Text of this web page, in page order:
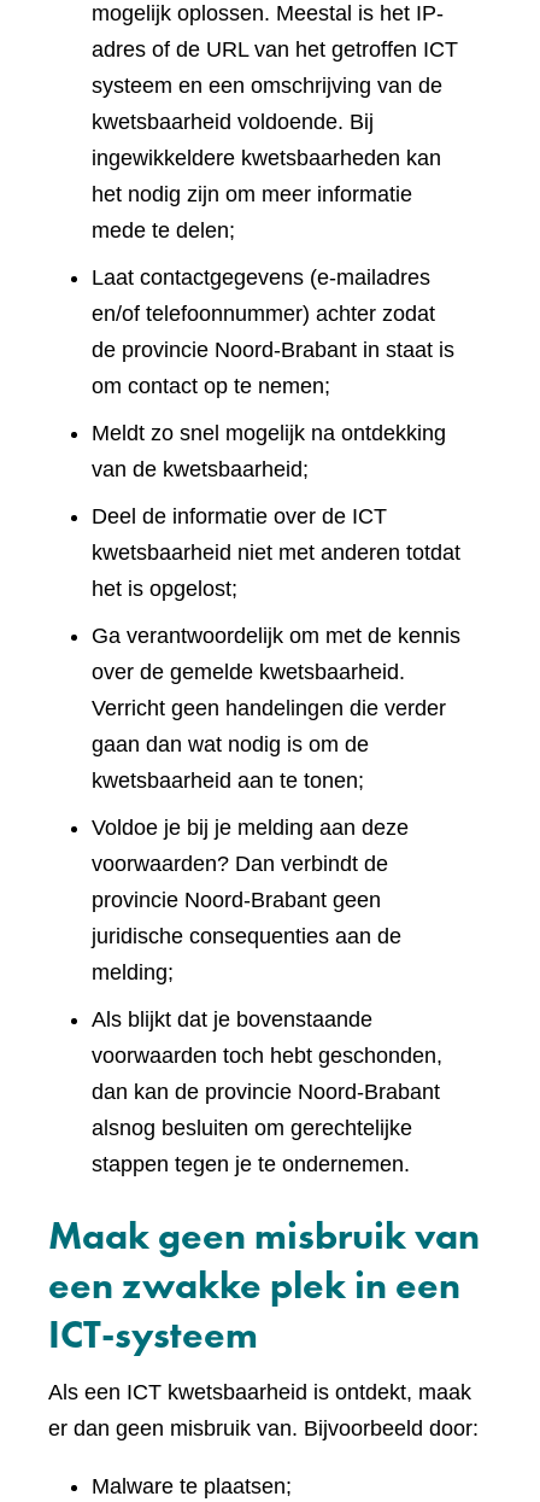
mogelijk oplossen. Meestal is het IP-
adres of de URL van het getroffen ICT
systeem en een omschrijving van de
kwetsbaarheid voldoende. Bij
ingewikkeldere kwetsbaarheden kan
het nodig zijn om meer informatie
mede te delen;
Laat contactgegevens (e-mailadres
en/of telefoonnummer) achter zodat
de provincie Noord-Brabant in staat is
om contact op te nemen;
Meldt zo snel mogelijk na ontdekking
van de kwetsbaarheid;
Deel de informatie over de ICT
kwetsbaarheid niet met anderen totdat
het is opgelost;
Ga verantwoordelijk om met de kennis
over de gemelde kwetsbaarheid.
Verricht geen handelingen die verder
gaan dan wat nodig is om de
kwetsbaarheid aan te tonen;
Voldoe je bij je melding aan deze
voorwaarden? Dan verbindt de
provincie Noord-Brabant geen
juridische consequenties aan de
melding;
Als blijkt dat je bovenstaande
voorwaarden toch hebt geschonden,
dan kan de provincie Noord-Brabant
alsnog besluiten om gerechtelijke
stappen tegen je te ondernemen.
Maak geen misbruik van
een zwakke plek in een
ICT-systeem
Als een ICT kwetsbaarheid is ontdekt, maak
er dan geen misbruik van. Bijvoorbeeld door:
Malware te plaatsen;